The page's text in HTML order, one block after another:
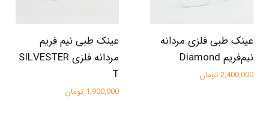
عینک طبی فلزی مردانه
نیم‌فریم Diamond
2,400,000 تومان
عینک طبی نیم فریم
مردانه فلزی SILVESTER
T
1,900,000 تومان